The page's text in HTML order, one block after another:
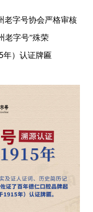
老字号协会严格审核
老字号”殊荣
年）认证牌匾